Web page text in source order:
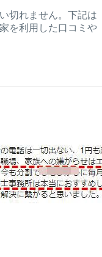
切れません。下記は
を利用した口コミや